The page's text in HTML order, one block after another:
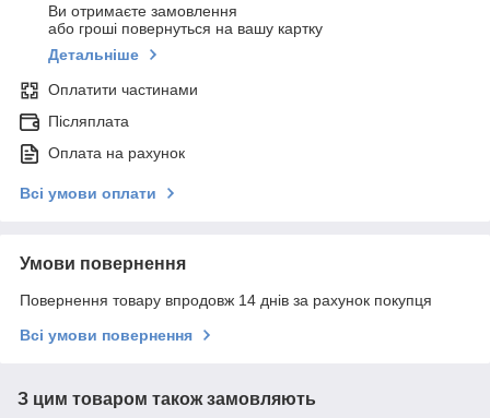
Ви отримаєте замовлення
або гроші повернуться на вашу картку
Детальніше
Оплатити частинами
Післяплата
Оплата на рахунок
Всі умови оплати
Умови повернення
Повернення товару впродовж 14 днів за рахунок покупця
Всі умови повернення
З цим товаром також замовляють